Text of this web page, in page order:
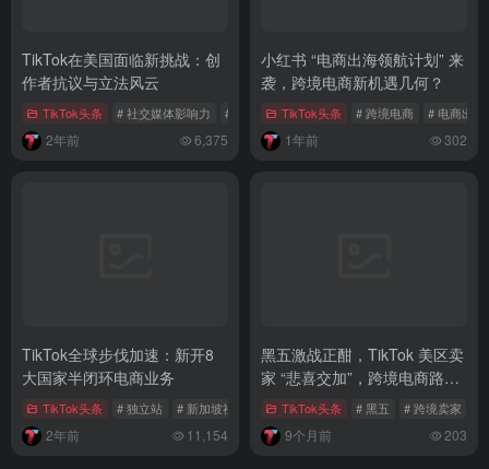
TikTok在美国面临新挑战：创
作者抗议与立法风云
TikTok头条 # 社交媒体影响力 # 中美关系 # TikTok美国立法
2年前 6,375
小红书 “电商出海领航计划” 来
袭，跨境电商新机遇几何？
TikTok头条 # 跨境电商 # 电商出海
1年前 302
TikTok全球步伐加速：新开8
大国家半闭环电商业务
TikTok头条 # 独立站 # 新加坡社交媒体 # shopify
2年前 11,154
黑五激战正酣，TikTok 美区卖
家 “悲喜交加”，跨境电商路在
何方？
TikTok头条 # 黑五 # 跨境卖家
9个月前 203